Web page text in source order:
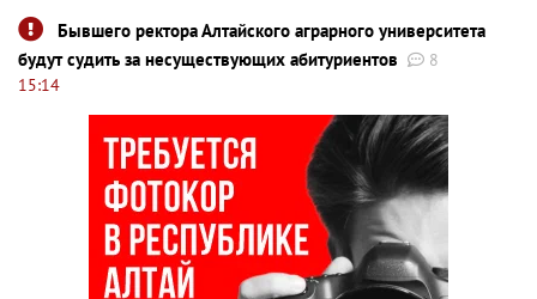
Бывшего ректора Алтайского аграрного университета
будут судить за несуществующих абитуриентов
8
15:14